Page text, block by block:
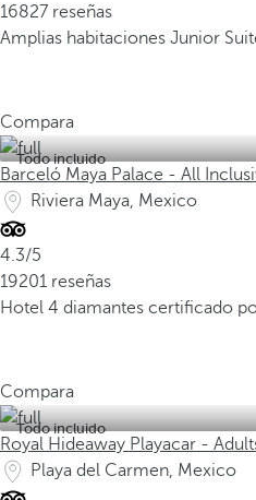
16827 reseñas
Amplias habitaciones Junior
Compara
Todo incluido
Barceló Maya Palace - All
Riviera Maya, Mexico
4.3/5
19201 reseñas
Hotel 4 diamantes certificado
Compara
Todo incluido
Royal Hideaway Playacar -
Playa del Carmen, Mexico